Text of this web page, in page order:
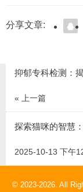
分享文章:
抑郁专科检测：
« 上一篇
探索猫咪的智慧
2025-10-13 下午
© 2023-2026. All